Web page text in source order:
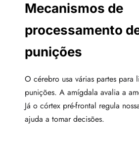
Mecanismos de
processamento
punições
O cérebro usa várias partes para
punições. A amígdala avalia a
Já o córtex pré-frontal regula
ajuda a tomar decisões.